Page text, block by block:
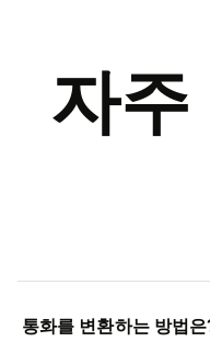
자주
통화를 변환하는 방법은